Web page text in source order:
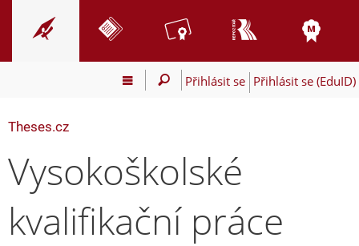
Přihlásit se Přihlásit se (EduID)
Theses.cz
Vysokoškolské
kvalifikační práce